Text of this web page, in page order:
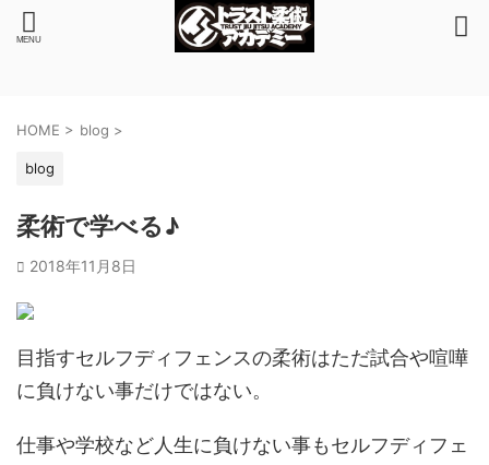
HOME > blog >
blog
柔術で学べる♪
2018年11月8日
目指すセルフディフェンスの柔術はただ試合や喧嘩
に負けない事だけではない。
仕事や学校など人生に負けない事もセルフディフェ